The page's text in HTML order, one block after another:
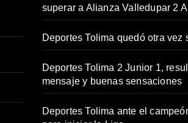
superar a Alianza Valledupar 2 A
Deportes Tolima quedó otra vez
Deportes Tolima 2 Junior 1,
mensaje y buenas sensaciones
Deportes Tolima ante el